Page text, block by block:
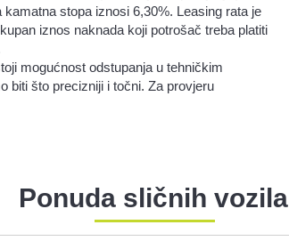
stopa iznosi 6,30%. Leasing rata je
iznos naknada koji potrošač treba platiti
mogućnost odstupanja u tehničkim
biti što precizniji i točni. Za provjeru
Ponuda sličnih vozila